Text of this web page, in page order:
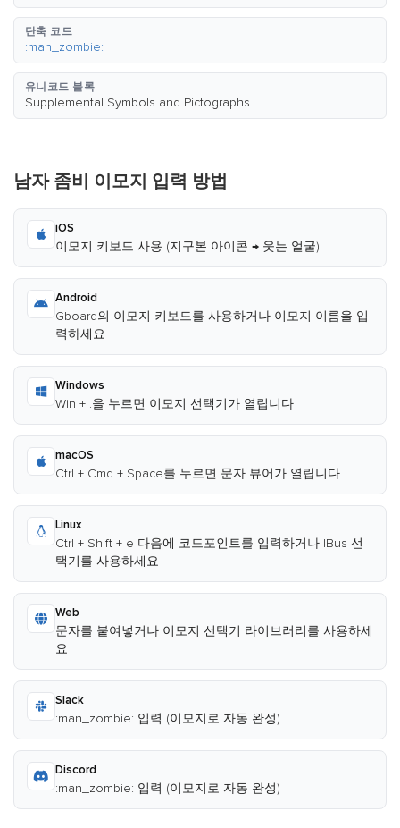
단축 코드
:man_zombie:
유니코드 블록
Supplemental Symbols and Pictographs
남자 좀비 이모지 입력 방법
iOS
이모지 키보드 사용 (지구본 아이콘 → 웃는 얼굴)
Android
Gboard의 이모지 키보드를 사용하거나 이모지 이름을 입
력하세요
Windows
Win + .을 누르면 이모지 선택기가 열립니다
macOS
Ctrl + Cmd + Space를 누르면 문자 뷰어가 열립니다
Linux
Ctrl + Shift + e 다음에 코드포인트를 입력하거나 IBus 선
택기를 사용하세요
Web
문자를 붙여넣거나 이모지 선택기 라이브러리를 사용하세
요
Slack
:man_zombie: 입력 (이모지로 자동 완성)
Discord
:man_zombie: 입력 (이모지로 자동 완성)